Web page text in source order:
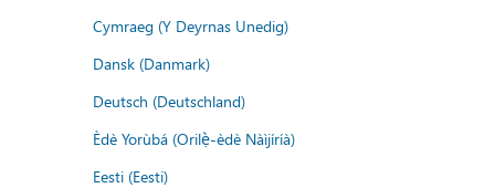
Cymraeg (Y Deyrnas Unedig)
Dansk (Danmark)
Deutsch (Deutschland)
Èdè Yorùbá (Orilẹ̀-èdè Nàìjíríà)
Eesti (Eesti)